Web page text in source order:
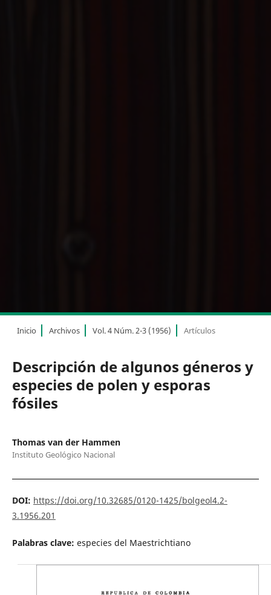
Inicio Archivos Vol. 4 Núm. 2-3 (1956) Artículos
Descripción de algunos géneros y
especies de polen y esporas
fósiles
Thomas van der Hammen
Instituto Geológico Nacional
DOI: https://doi.org/10.32685/0120-1425/bolgeol4.2-
3.1956.201
Palabras clave: especies del Maestrichtiano